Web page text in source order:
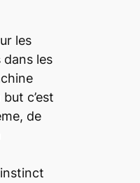
les
dans les
c’est
de